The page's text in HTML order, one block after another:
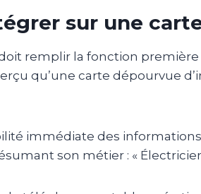
sur une
remplir la fonction première
qu’une carte dépourvue
immédiate des
son métier : «